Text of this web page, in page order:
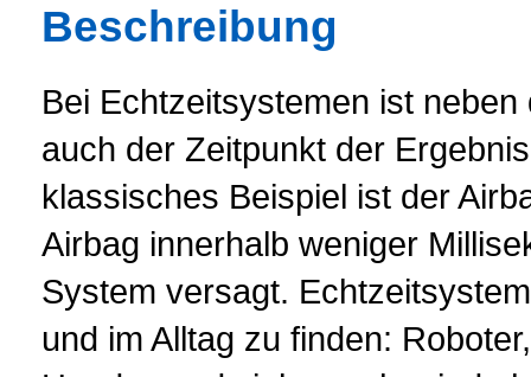
Beschreibung
Bei Echtzeitsystemen ist
auch der Zeitpunkt der
klassisches Beispiel ist der
Airbag innerhalb weniger
System versagt.
und im Alltag zu finden: